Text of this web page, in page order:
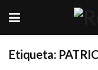
Etiqueta: